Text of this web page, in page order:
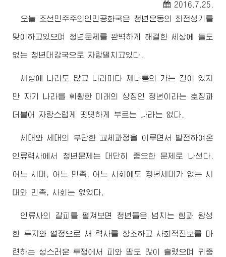
2016.7.25.
오늘 조선민주주의인민공화국은 청년운동의 최전성기를
맞이하고있으며 청년문제를 완벽하게 해결한 세상에 둘도
없는 청년대강국으로 자랑떨치고있다.
세상에 나라도 많고 나라마다 제나름의 가는 길이 있지
만 자기 나라를 휘황한 미래의 상징인 청년이라는 호칭과
더불어 자랑스럽게 떳떳하게 부르는 나라는 없다.
세대와 세대의 부단한 교체과정을 이루면서 발전하여온
인류력사에서 청년문제는 대단히 중요한 문제로 나선다.
어느 시대, 어느 민족, 어느 사회에도 청년세대가 없는 시
대와 민족, 사회는 없었다.
인류사의 갈피를 펼쳐보면 청년들은 넘치는 힘과 왕성
한 투지와 열정으로 새 력사를 창조하고 사회적진보를 마
련하는 성스러운 투쟁에서 피와 땀도 많이 흘렸으며 귀중